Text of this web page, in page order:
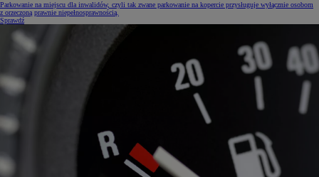
Parkowanie na miejscu dla inwalidów, czyli tak zwane parkowanie na kopercie przysługuje wyłącznie osobom
z orzeczoną prawnie niepełnosprawnością.
Sprawdź